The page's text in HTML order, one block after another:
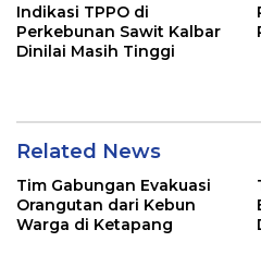
Indikasi TPPO di
Perkebunan Sawit Kalbar
Dinilai Masih Tinggi
Related News
Tim Gabungan Evakuasi
Orangutan dari Kebun
Warga di Ketapang